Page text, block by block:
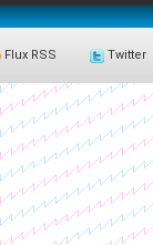
Flux RSS Twitter